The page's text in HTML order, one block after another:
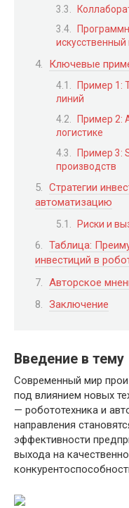
искусственный
Ключевые
Пример 1:
линий
Пример 2:
логистике
Пример 3:
производств
Стратегии
автоматизацию
Риски и
Таблица:
инвестиций в
Авторское
Заключение
Введение в тему
Современный мир
под влиянием новых
— робототехника и
направления
эффективности
выхода на